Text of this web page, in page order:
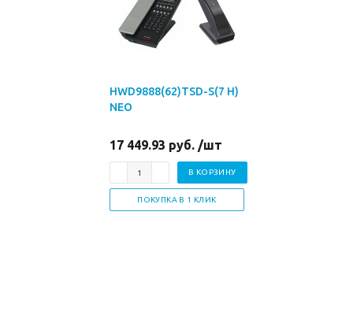
HWD9888(62)TSD-S(7 H)
NEO
17 449.93 руб. /шт
В КОРЗИНУ
ПОКУПКА В 1 КЛИК